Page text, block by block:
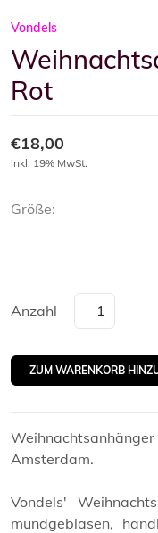
Vondels
Rot
Größe:
Anzahl
€18,00
inkl. 19% MwSt.
Amsterdam.
Vondels'
mundgeblasen,